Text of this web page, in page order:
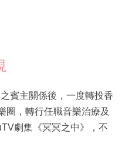
賓主關係後，一度轉投香
圈，轉行任職音樂治療及
劇集《冥冥之中》，不